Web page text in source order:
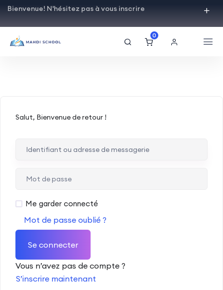
Bienvenue! N'hésitez pas à vous inscrire
0
Salut, Bienvenue de retour !
Me garder connecté
Mot de passe oublié ?
Se connecter
Vous n’avez pas de compte ?
S’inscrire maintenant